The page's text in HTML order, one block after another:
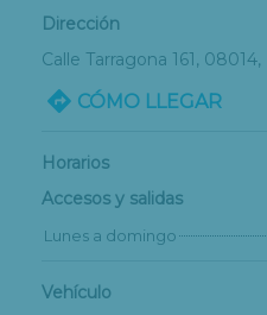
Dirección
Calle Tarragona 161, 08014,
CÓMO LLEGAR
Horarios
Accesos y salidas
Lunes a domingo
Vehículo